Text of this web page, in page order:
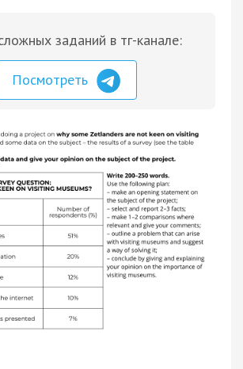
заданий в тг-канале:
Посмотреть